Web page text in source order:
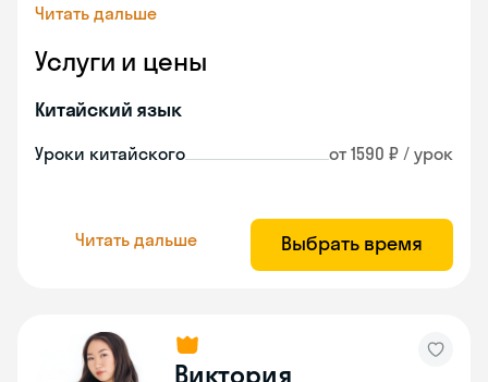
Читать дальше
Услуги и цены
Китайский язык
Уроки китайского от 1590 ₽ / урок
Читать дальше Выбрать время
Виктория